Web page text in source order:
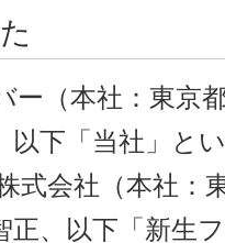
ー（本社：東京
以下「当社」と
式会社（本社：
正、以下「新生